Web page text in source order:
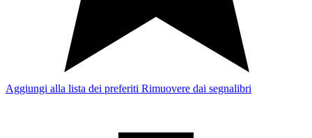
Aggiungi alla lista dei preferiti Rimuovere dai segnalibri